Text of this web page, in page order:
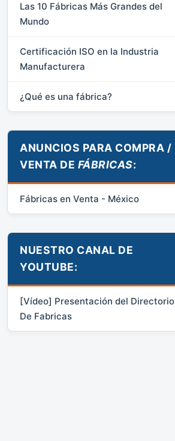
Las 10 Fábricas Más Grandes del
Mundo
Certificación ISO en la Industria
Manufacturera
¿Qué es una fábrica?
ANUNCIOS PARA COMPRA /
VENTA DE FÁBRICAS:
Fábricas en Venta - México
NUESTRO CANAL DE
YOUTUBE:
[Vídeo] Presentación del Directorio
De Fabricas